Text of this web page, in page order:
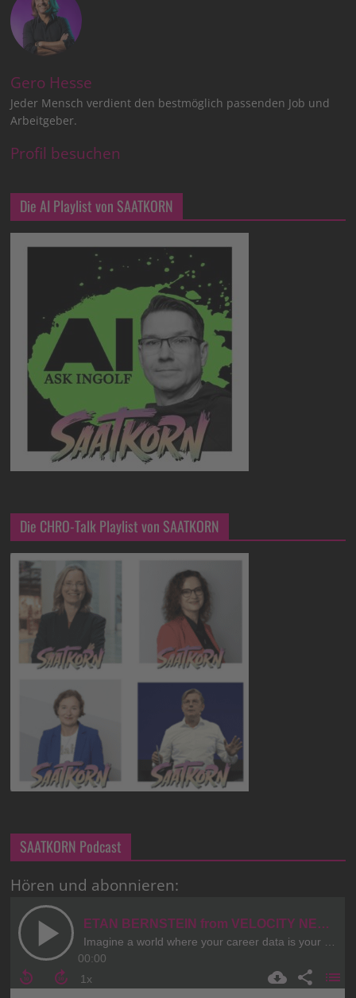
Gero Hesse
Jeder Mensch verdient den bestmöglich passenden Job und
Arbeitgeber.
Profil besuchen
Die AI Playlist von SAATKORN
Die CHRO-Talk Playlist von SAATKORN
SAATKORN Podcast
Hören und abonnieren: